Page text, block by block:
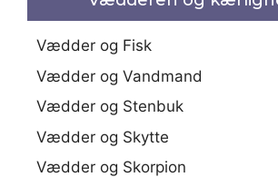
Vædder og Fisk
Vædder og Vandmand
Vædder og Stenbuk
Vædder og Skytte
Vædder og Skorpion